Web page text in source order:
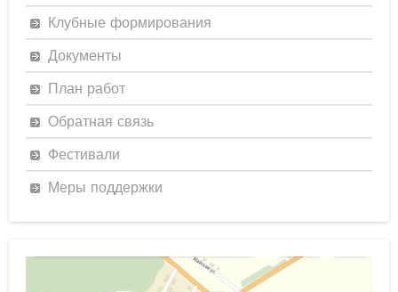
Клубные формирования
Документы
План работ
Обратная связь
Фестивали
Меры поддержки